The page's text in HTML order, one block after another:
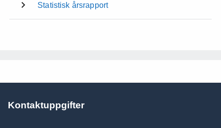
Statistisk årsrapport
Kontaktuppgifter